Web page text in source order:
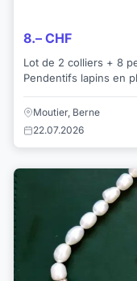
8.– CHF
Lot de 2 colliers + 8
Pendentifs lapins en
Moutier, Berne
22.07.2026